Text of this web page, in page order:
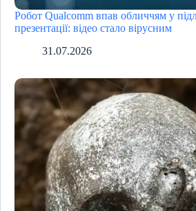
Робот Qualcomm впав обличчям у
презентації: відео стало вірусним
31.07.2026